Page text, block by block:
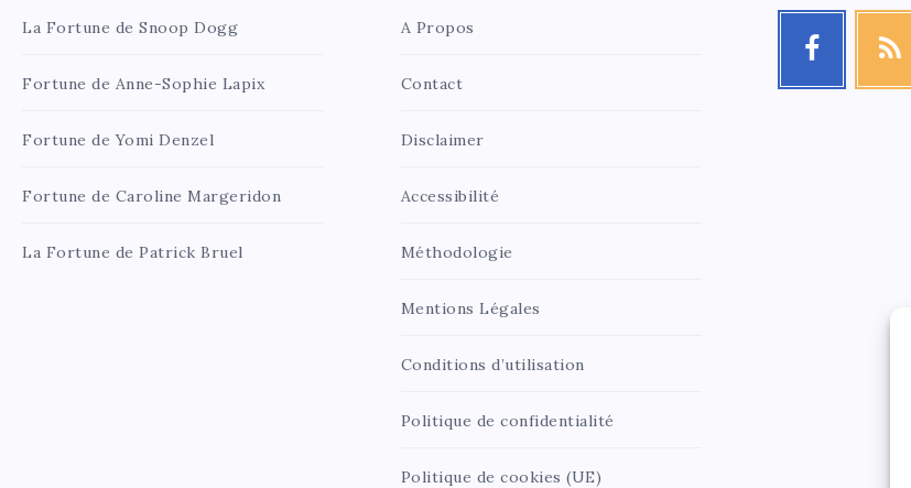
La Fortune de Snoop Dogg
Fortune de Anne-Sophie Lapix
Fortune de Yomi Denzel
Fortune de Caroline Margeridon
La Fortune de Patrick Bruel
A Propos
Contact
Disclaimer
Accessibilité
Méthodologie
Mentions Légales
Conditions d’utilisation
Politique de confidentialité
Politique de cookies (UE)